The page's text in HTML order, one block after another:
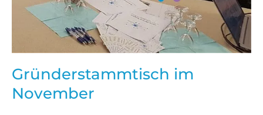
Gründerstammtisch im
November